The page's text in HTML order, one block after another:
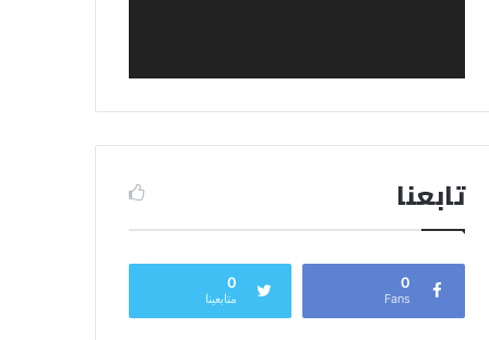
تابعنا
0
Fans
0
متابعينا